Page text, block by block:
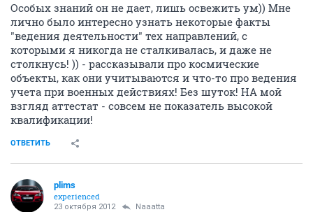
Особых знаний он не дает, лишь освежить ум)) Мне
лично было интересно узнать некоторые факты
"ведения деятельности" тех направлений, с
которыми я никогда не сталкивалась, и даже не
столкнусь! )) - рассказывали про космические
объекты, как они учитываются и что-то про ведения
учета при военных действиях! Без шуток! НА мой
взгляд аттестат - совсем не показатель высокой
квалификации!
ОТВЕТИТЬ
plims
experienced
23 октября 2012 Naaatta